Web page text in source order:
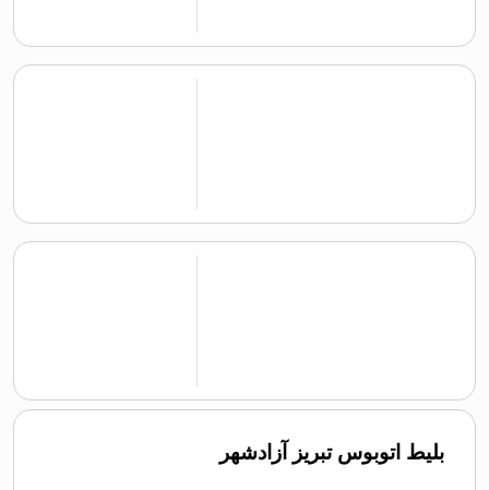
بلیط اتوبوس تبريز آزادشهر